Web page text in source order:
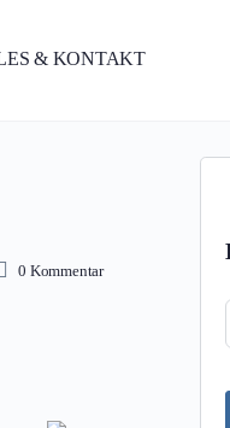
& KONTAKT
0 Kommentar